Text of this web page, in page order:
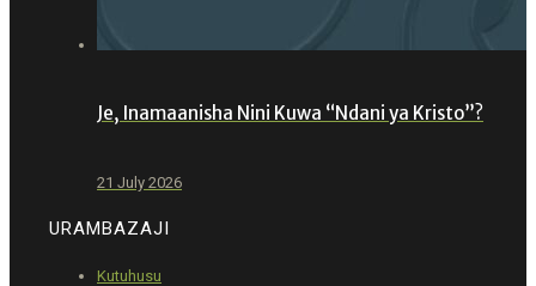
Je, Inamaanisha Nini Kuwa “Ndani ya Kristo”?
21 July 2026
URAMBAZAJI
Kutuhusu